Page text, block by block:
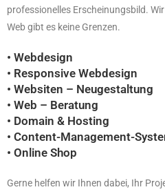
professionelles Erscheinungsbild.
Web gibt es keine Grenzen.
• Webdesign
• Responsive Webdesign
• Websiten – Neugestaltung
• Web – Beratung
• Domain & Hosting
• Content-Management-
• Online Shop
Gerne helfen wir Ihnen dabei, Ihr